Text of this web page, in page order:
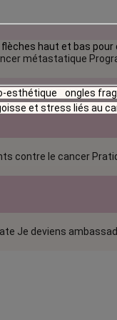
métastatique
contre le cancer
Je deviens
haut et bas
esthétique ongles
et stress liés au